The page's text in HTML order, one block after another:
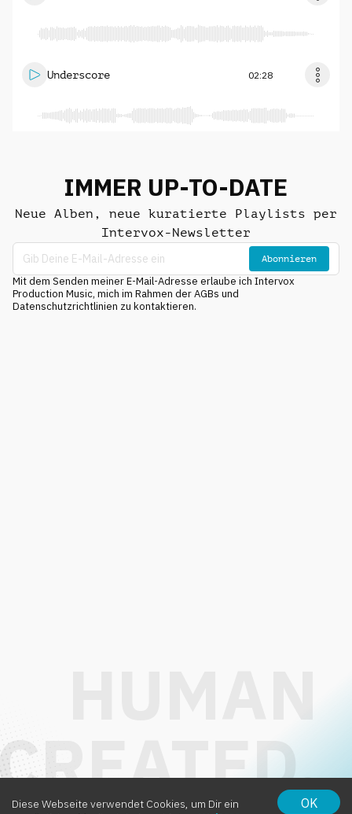
Underscore 02:28
IMMER UP-TO-DATE
Neue Alben, neue kuratierte Playlists per
Intervox-Newsletter
Abonnieren
Mit dem Senden meiner E-Mail-Adresse erlaube ich Intervox
Production Music, mich im Rahmen der AGBs und
Datenschutzrichtlinien zu kontaktieren.
Diese Webseite verwendet Cookies, um Dir ein
OK